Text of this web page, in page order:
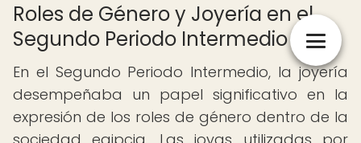
Roles de Género y Joyería en el
Segundo Periodo Intermedio
En el Segundo Periodo Intermedio, la joyería
desempeñaba un papel significativo en la
expresión de los roles de género dentro de la